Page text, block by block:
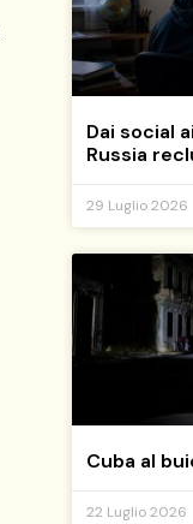
Dai social
Russia
29 Luglio 2026
Cuba al
22 Luglio 2026